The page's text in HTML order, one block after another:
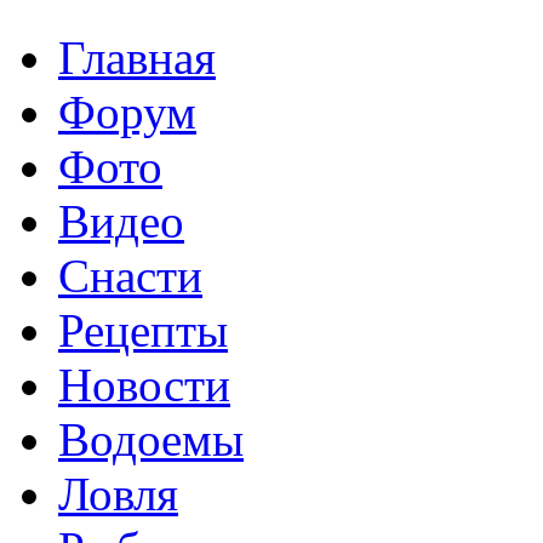
Главная
Форум
Фото
Видео
Снасти
Рецепты
Новости
Водоемы
Ловля